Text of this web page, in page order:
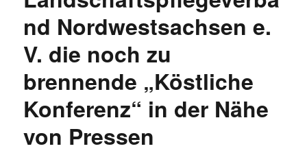
nd Nordwestsachsen e.
V. die noch zu
brennende „Köstliche
Konferenz“ in der Nähe
von Pressen